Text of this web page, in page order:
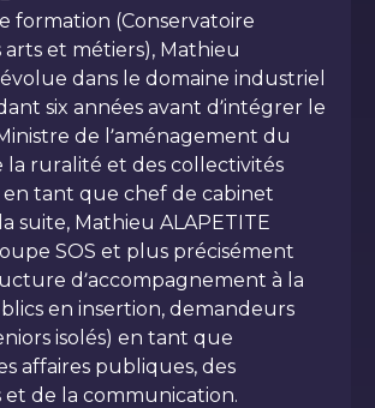
formation (Conservatoire
arts et métiers), Mathieu
dans le domaine industriel
six années avant d’intégrer le
de l’aménagement du
la ruralité et des collectivités
tant que chef de cabinet
suite, Mathieu ALAPETITE
SOS et plus précisément
d’accompagnement à la
en insertion, demandeurs
isolés) en tant que
affaires publiques, des
et de la communication.